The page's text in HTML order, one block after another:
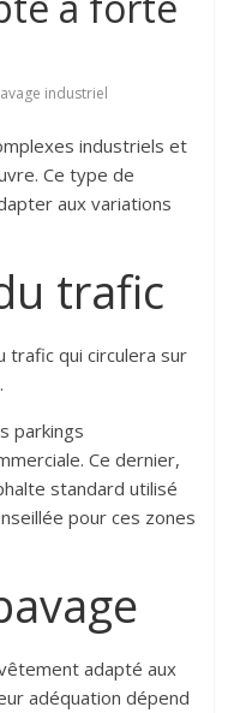
industriel
industriels et
Ce type de
aux variations
trafic
trafic qui circulera sur
parkings
Ce dernier,
standard utilisé
pour ces zones
adapté aux
adéquation dépend